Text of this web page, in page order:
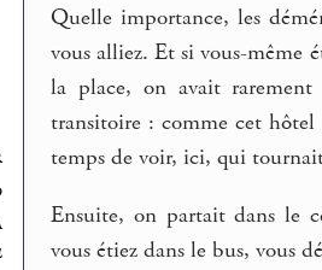
Quelle importance, les
vous alliez. Et si vous-même
la place, on avait
transitoire : comme cet hôtel
temps de voir, ici, qui
Ensuite, on partait dans le
vous étiez dans le bus, vous